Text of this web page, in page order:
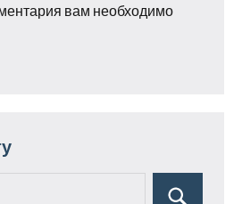
вам необходимо